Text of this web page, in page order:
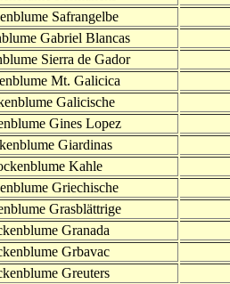
Safrangelbe
Gabriel Blancas
Sierra de Gador
Mt. Galicica
Galicische
Gines Lopez
Giardinas
Kahle
Griechische
Grasblättrige
Granada
Grbavac
Greuters